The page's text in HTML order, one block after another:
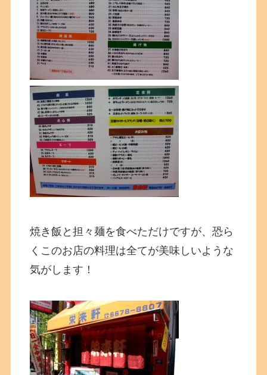
焼き飯と担々麺を食べただけですが、恐ら
くこのお店の料理は全てが美味しいような
気がします！